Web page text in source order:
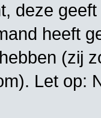
deze
heeft
(zij
Let op: